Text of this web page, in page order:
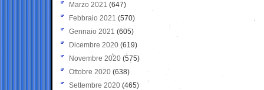
Marzo 2021 (647)
Febbraio 2021 (570)
Gennaio 2021 (605)
Dicembre 2020 (619)
Novembre 2020 (575)
Ottobre 2020 (638)
Settembre 2020(465)